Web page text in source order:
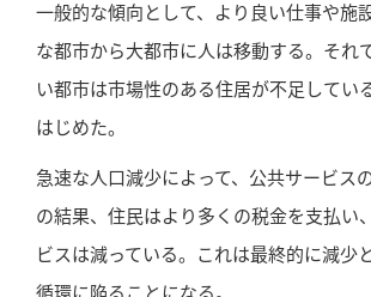
一般的な傾向として、より良い仕事や施
な都市から大都市に人は移動する。それ
い都市は市場性のある住居が不足してい
はじめた。
急速な人口減少によって、公共サービス
の結果、住民はより多くの税金を支払い
ビスは減っている。これは最終的に減少